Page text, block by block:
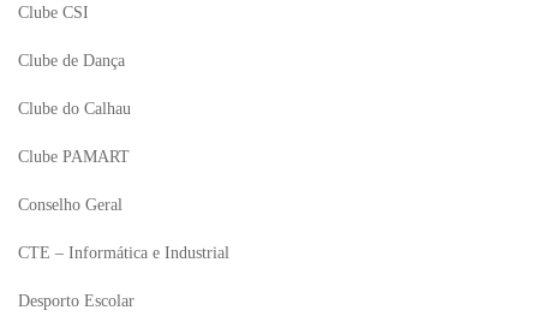
Clube CSI
Clube de Dança
Clube do Calhau
Clube PAMART
Conselho Geral
CTE – Informática e Industrial
Desporto Escolar